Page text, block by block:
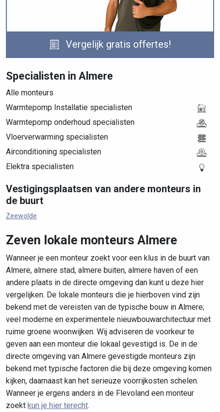
Vergelijk gratis offertes!
Specialisten in Almere
Alle monteurs
Warmtepomp Installatie specialisten
Warmtepomp onderhoud specialisten
Vloerverwarming specialisten
Airconditioning specialisten
Elektra specialisten
Vestigingsplaatsen van andere monteurs in
de buurt
Zeewolde
Zeven lokale monteurs Almere
Wanneer je een monteur zoekt voor een klus in de buurt van
Almere, almere stad, almere buiten, almere haven of een
andere plaats in de directe omgeving dan kunt u deze hier
vergelijken. De lokale monteurs die je hierboven vind zijn
bekend met de vereisten van de typische bouw in Almere;
veel moderne en experimentele nieuwbouwarchitectuur met
ruime groene woonwijken. Wij adviseren de voorkeur te
geven aan een monteur die lokaal gevestigd is. De in de
directe omgeving van Almere gevestigde monteurs zijn
bekend met typische factoren die bij deze omgeving komen
kijken, daarnaast kan het serieuze voorrijkosten schelen.
Wanneer je ergens anders in de Flevoland een monteur
zoekt kun je hier terecht.